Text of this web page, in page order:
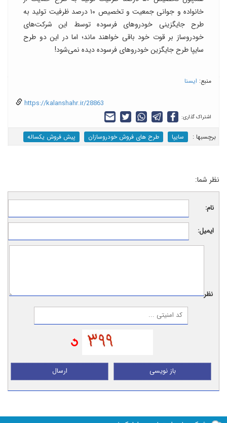
خانواده و جوانی جمعیت و تخصیص ۱۰ درصد ظرفیت تولید به
طرح جایگزینی خودروهای فرسوده توسط این شرکت‌های
خودروساز بر قوت خود باقی خواهند ماند؛ اما در این دو طرح
سایپا طرح جایگزین خودروهای فرسوده دیده نمی‌شود!
منبع: ایسنا
https://kalanshahr.ir/28863
اشتراک گذاری:
برچسب‎ها : سایپا طرح های فروش خودروسازان پیش فروش یکساله
نظر شما:
نام:
ایمیل:
نظر:
ارسال باز نویسی